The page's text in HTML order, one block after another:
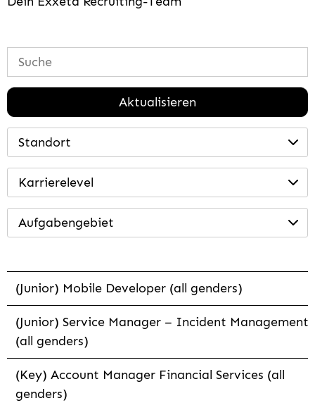
Aktualisieren
Standort
Karrierelevel
Aufgabengebiet
(Junior) Mobile Developer (all genders)
(Junior) Service Manager – Incident Management
(all genders)
(Key) Account Manager Financial Services (all
genders)